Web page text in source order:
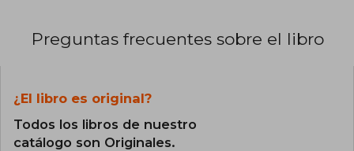
Preguntas frecuentes sobre el libro
¿El libro es original?
Todos los libros de nuestro
catálogo son Originales.